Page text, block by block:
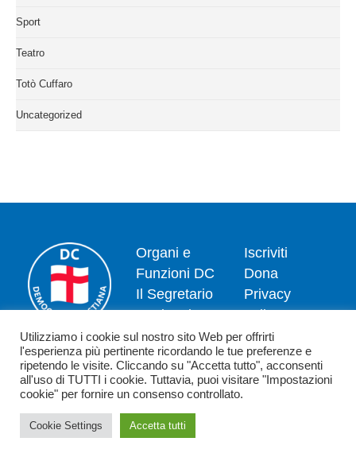
Sport
Teatro
Totò Cuffaro
Uncategorized
Organi e
Funzioni DC
Il Segretario
Nazionale
Dipartimenti
News
Contatti
Iscriviti
Dona
Privacy
policy
Politica dei
cookie
Copyright 2026 - Democrazia Cristiana - Piazzale Luigi Sturzo,15 - 00144
Utilizziamo i cookie sul nostro sito Web per offrirti
l'esperienza più pertinente ricordando le tue preferenze e
ripetendo le visite. Cliccando su "Accetta tutto", acconsenti
all'uso di TUTTI i cookie. Tuttavia, puoi visitare "Impostazioni
cookie" per fornire un consenso controllato.
Cookie Settings Accetta tutti